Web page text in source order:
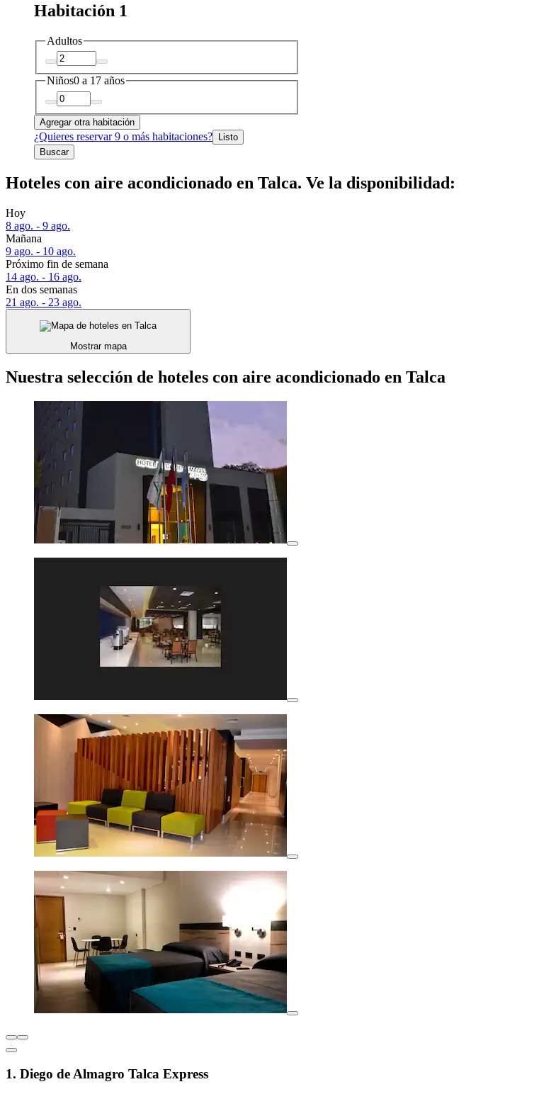
Habitación 1
Adultos
Niños0 a 17 años
Agregar otra habitación
¿Quieres reservar 9 o más habitaciones? Listo
Buscar
Hoteles con aire acondicionado en Talca. Ve la disponibilidad:
Hoy
8 ago. - 9 ago.
Mañana
9 ago. - 10 ago.
Próximo fin de semana
14 ago. - 16 ago.
En dos semanas
21 ago. - 23 ago.
Mostrar mapa
Nuestra selección de hoteles con aire acondicionado en Talca
1. Diego de Almagro Talca Express